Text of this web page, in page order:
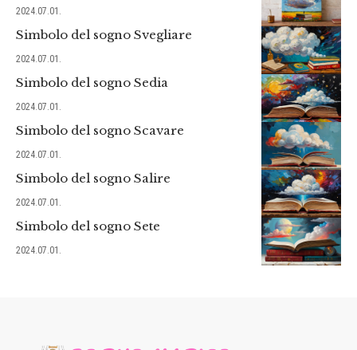
2024.07.01.
Simbolo del sogno Svegliare
2024.07.01.
Simbolo del sogno Sedia
2024.07.01.
Simbolo del sogno Scavare
2024.07.01.
Simbolo del sogno Salire
2024.07.01.
Simbolo del sogno Sete
2024.07.01.